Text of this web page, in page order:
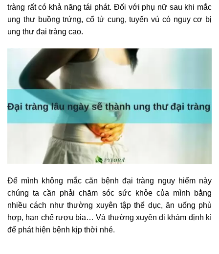
tràng rất có khả năng tái phát. Đối với phụ nữ sau khi mắc
ung thư buồng trứng, cổ tử cung, tuyến vú có nguy cơ bị
ung thư đại tràng cao.
Để mình không mắc căn bệnh đại tràng nguy hiểm này
chúng ta cần phải chăm sóc sức khỏe của mình bằng
nhiều cách như thường xuyên tập thể dục, ăn uống phù
hợp, hạn chế rượu bia… Và thường xuyên đi khám định kì
để phát hiện bệnh kịp thời nhé.